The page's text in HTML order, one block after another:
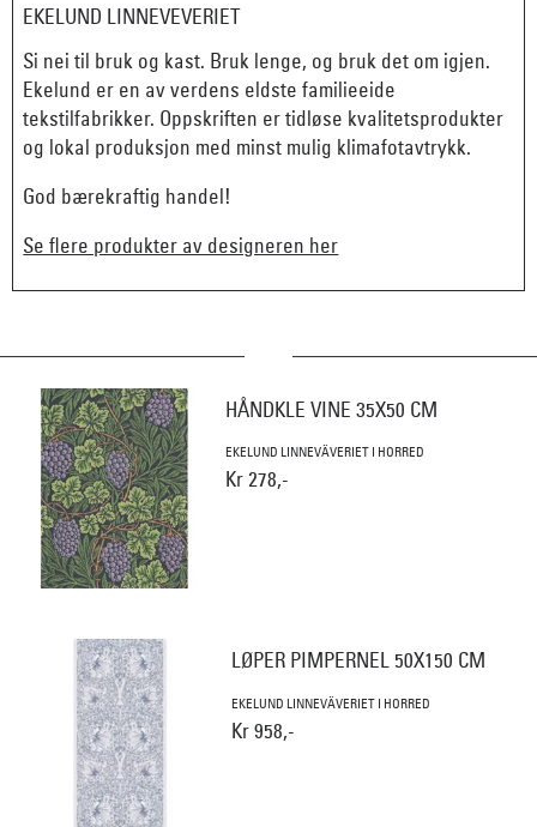
EKELUND LINNEVEVERIET
Si nei til bruk og kast. Bruk lenge, og bruk det om igjen.
Ekelund er en av verdens eldste familieeide
tekstilfabrikker. Oppskriften er tidløse kvalitetsprodukter
og lokal produksjon med minst mulig klimafotavtrykk.
God bærekraftig handel!
Se flere produkter av designeren her
HÅNDKLE VINE 35X50 CM
EKELUND LINNEVÄVERIET I HORRED
Kr 278,-
LØPER PIMPERNEL 50X150 CM
EKELUND LINNEVÄVERIET I HORRED
Kr 958,-